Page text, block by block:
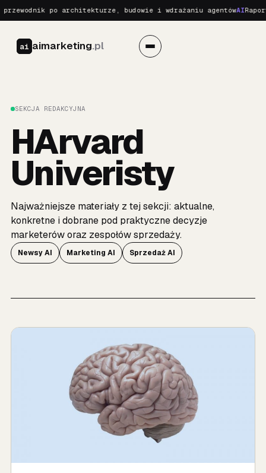
po architekturze, budowie i wdrażaniu agentówAI
ai aimarketing.pl
SEKCJA REDAKCYJNA
HArvard
Univeristy
Najważniejsze materiały z tej sekcji: aktualne,
konkretne i dobrane pod praktyczne decyzje
marketerów oraz zespołów sprzedaży.
Newsy AI Marketing AI Sprzedaż AI